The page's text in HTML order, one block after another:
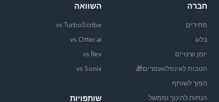
חברה
מחירים
בלוג
יומן שינויים
הטבות לאינפלואנסרים🎁
הפוך לשותף
הנחות לחינוך וממשל
השוואה
vs TurboScribe
vs Otter.ai
vs Rev
vs Sonix
שותפויות